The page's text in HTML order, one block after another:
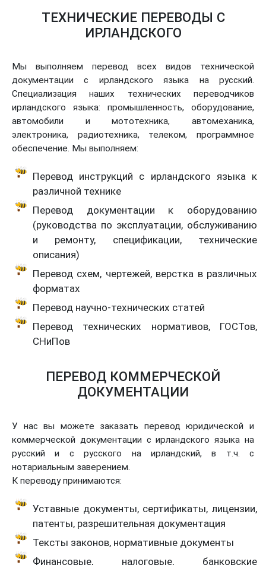
ТЕХНИЧЕСКИЕ ПЕРЕВОДЫ С
ИРЛАНДСКОГО
Мы выполняем перевод всех видов технической
документации с ирландского языка на русский.
Специализация наших технических переводчиков
ирландского языка: промышленность, оборудование,
автомобили и мототехника, автомеханика,
электроника, радиотехника, телеком, программное
обеспечение. Мы выполняем:
Перевод инструкций с ирландского языка к
различной технике
Перевод документации к оборудованию
(руководства по эксплуатации, обслуживанию
и ремонту, спецификации, технические
описания)
Перевод схем, чертежей, верстка в различных
форматах
Перевод научно-технических статей
Перевод технических нормативов, ГОСТов,
СНиПов
ПЕРЕВОД КОММЕРЧЕСКОЙ
ДОКУМЕНТАЦИИ
У нас вы можете заказать перевод юридической и
коммерческой документации с ирландского языка на
русский и с русского на ирландский, в т.ч. с
нотариальным заверением.
К переводу принимаются:
Уставные документы, сертификаты, лицензии,
патенты, разрешительная документация
Тексты законов, нормативные документы
Финансовые, налоговые, банковские